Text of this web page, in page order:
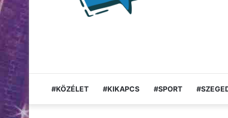
#KÖZÉLET #KIKAPCS #SPORT